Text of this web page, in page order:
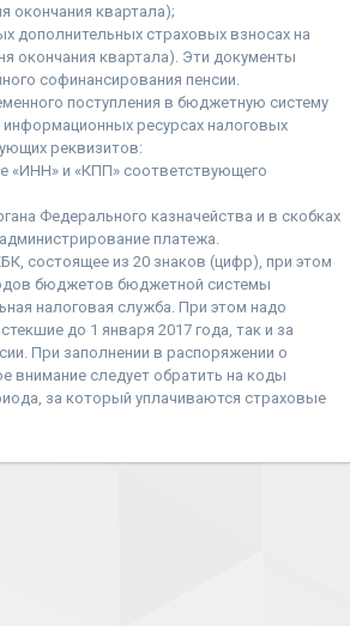
окончания квартала);
дополнительных страховых взносах на
окончания квартала). Эти документы
софинансирования пенсии.
поступления в бюджетную систему
ресурсах налоговых
реквизитов:
«ИНН» и «КПП» соответствующего
Федерального казначейства и в скобках
платежа.
состоящее из 20 знаков (цифр), при этом
бюджетов бюджетной системы
налоговая служба. При этом надо
до 1 января 2017 года, так и за
При заполнении в распоряжении о
внимание следует обратить на коды
за который уплачиваются страховые